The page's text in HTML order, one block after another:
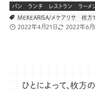
パン ランチ レストラン ラーメ
MEKEARISA/メケアリサ 枚方
2022年4月21日 2022年6月
ひとによって、枚方